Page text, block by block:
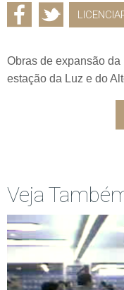
Obras de expansão
estação da Luz e do
Veja